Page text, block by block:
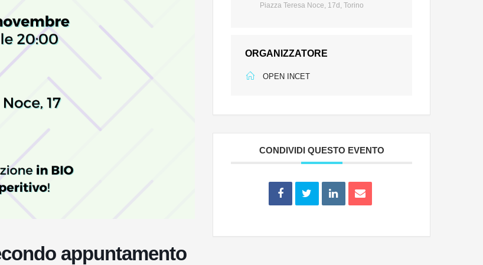
appuntamento
Piazza Teresa Noce, 17d, Torino
ORGANIZZATORE
OPEN INCET
CONDIVIDI QUESTO EVENTO